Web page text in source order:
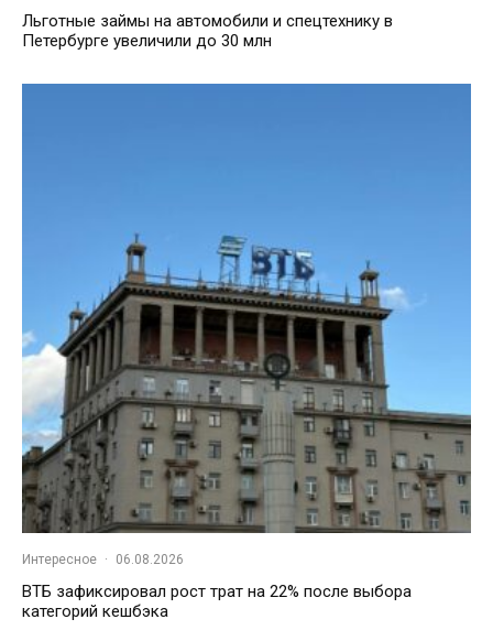
Льготные займы на автомобили и спецтехнику в
Петербурге увеличили до 30 млн
Интересное · 06.08.2026
ВТБ зафиксировал рост трат на 22% после выбора
категорий кешбэка